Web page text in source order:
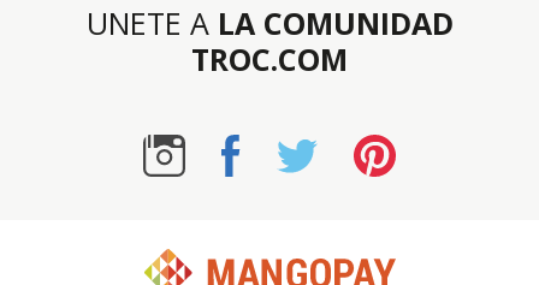
UNETE A LA COMUNIDAD
TROC.COM